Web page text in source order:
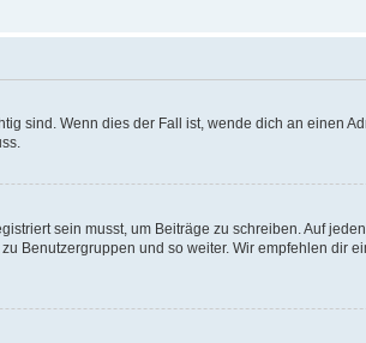
sind. Wenn dies der Fall ist, wende dich an einen
sein musst, um Beiträge zu schreiben. Auf
Benutzergruppen und so weiter. Wir empfehlen dir